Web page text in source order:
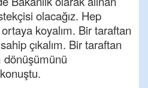
olacağız. Hep
koyalım. Bir taraftan
çıkalım. Bir taraftan